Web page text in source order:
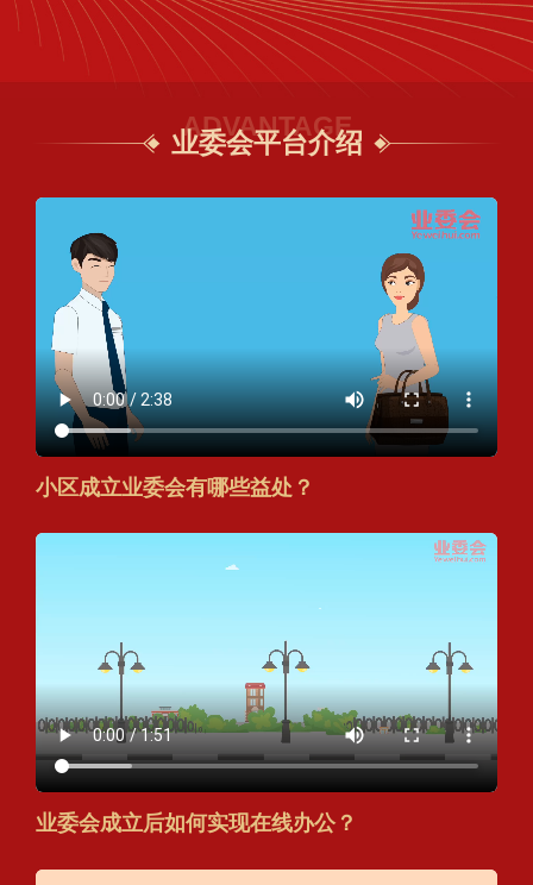
ADVANTAGE
业委会平台介绍
小区成立业委会有哪些益处？
业委会成立后如何实现在线办公？